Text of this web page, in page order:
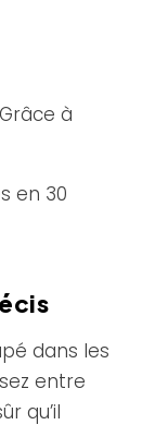
à
en 30
dans les
entre
qu’il